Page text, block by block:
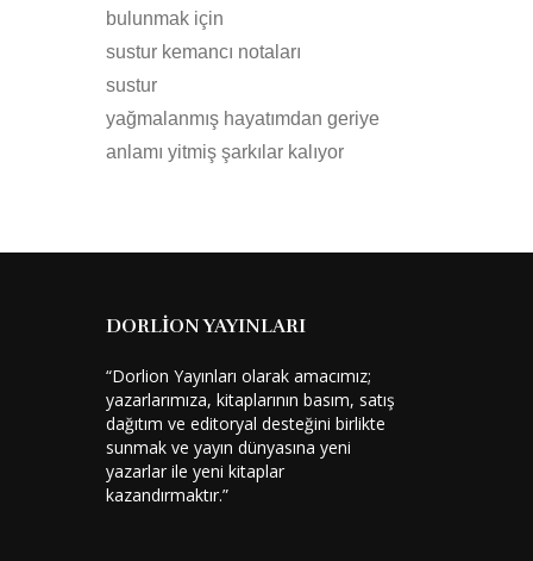
bulunmak için
sustur kemancı notaları
sustur
yağmalanmış hayatımdan geriye
anlamı yitmiş şarkılar kalıyor
DORLİON YAYINLARI
“Dorlion Yayınları olarak amacımız;
yazarlarımıza, kitaplarının basım, satış
dağıtım ve editoryal desteğini birlikte
sunmak ve yayın dünyasına yeni
yazarlar ile yeni kitaplar
kazandırmaktır.”